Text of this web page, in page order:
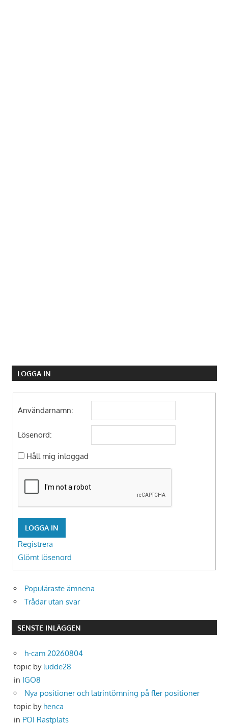
LOGGA IN
Användarnamn:
Lösenord:
Håll mig inloggad
LOGGA IN
Registrera
Glömt lösenord
Populäraste ämnena
Trådar utan svar
SENSTE INLÄGGEN
h-cam 20260804
topic by ludde28
in IGO8
Nya positioner och latrintömning på fler positioner
topic by henca
in POI Rastplats